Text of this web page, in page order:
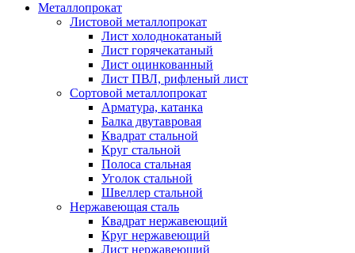
Металлопрокат
Листовой металлопрокат
Лист холоднокатаный
Лист горячекатаный
Лист оцинкованный
Лист ПВЛ, рифленый лист
Сортовой металлопрокат
Арматура, катанка
Балка двутавровая
Квадрат стальной
Круг стальной
Полоса стальная
Уголок стальной
Швеллер стальной
Нержавеющая сталь
Квадрат нержавеющий
Круг нержавеющий
Лист нержавеющий